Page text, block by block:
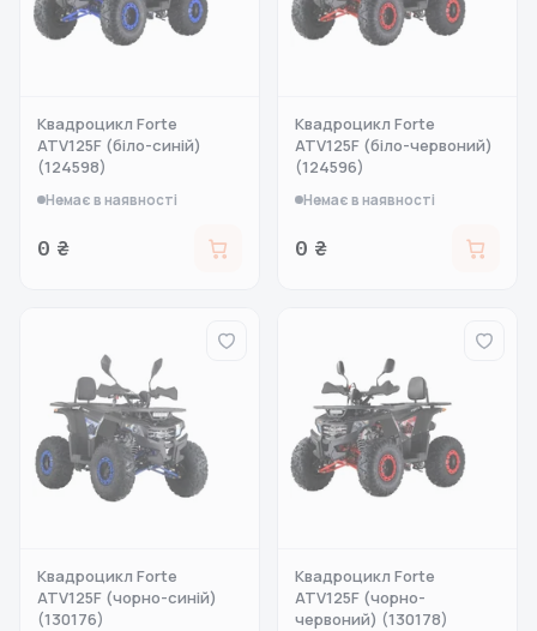
Квадроцикл Forte
ATV125F (біло-синій)
(124598)
Немає в наявності
0 ₴
Квадроцикл Forte
ATV125F (біло-червоний)
(124596)
Немає в наявності
0 ₴
Квадроцикл Forte
ATV125F (чорно-синій)
(130176)
Квадроцикл Forte
ATV125F (чорно-
червоний) (130178)